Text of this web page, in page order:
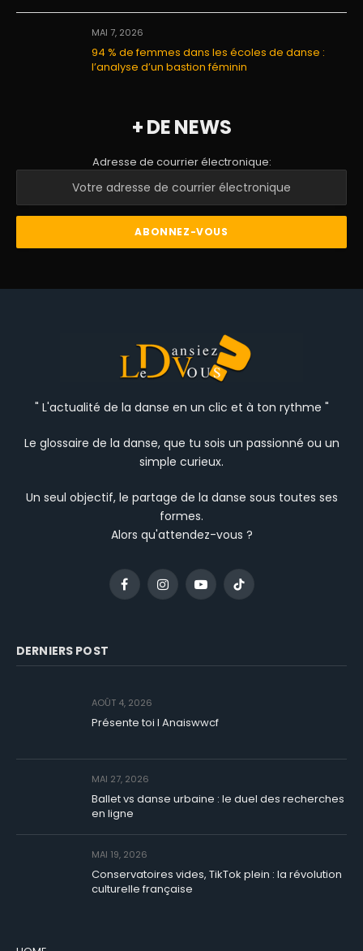
MAI 7, 2026
94 % de femmes dans les écoles de danse :
l’analyse d’un bastion féminin
+ DE NEWS
Adresse de courrier électronique:
" L'actualité de la danse en un clic et à ton rythme "
Le glossaire de la danse, que tu sois un passionné ou un
simple curieux.
Un seul objectif, le partage de la danse sous toutes ses
formes.
Alors qu'attendez-vous ?
FacebookInstagramYouTubeTikTok
DERNIERS POST
AOÛT 4, 2026
Présente toi I Anaiswwcf
MAI 27, 2026
Ballet vs danse urbaine : le duel des recherches
en ligne
MAI 19, 2026
Conservatoires vides, TikTok plein : la révolution
culturelle française